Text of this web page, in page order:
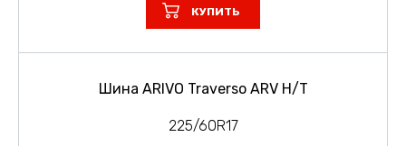
КУПИТЬ
Шина ARIVO Traverso ARV H/T
225/60R17